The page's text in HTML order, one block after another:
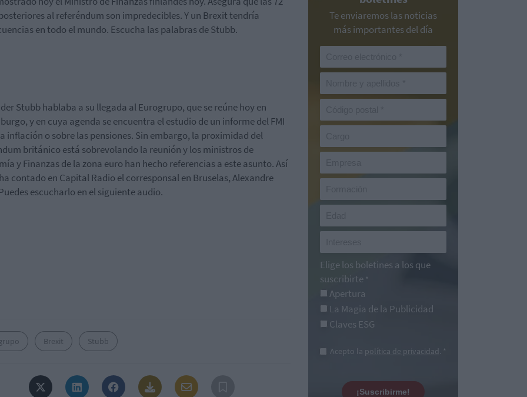
al referéndum son impredecibles. Y un Brexit tendría
en todo el mundo. Escucha las palabras de Stubb.
Stubb hablaba a su llegada al Eurogrupo, que se reúne hoy en
y en cuya agenda se encuentra el estudio de un informe del FMI
inflación o sobre las pensiones. Sin embargo, la proximidad del
británico está sobrevolando la reunión y los ministros de
y Finanzas de la zona euro han hecho referencias a este asunto. Así
contado en Capital Radio el corresponsal en Bruselas, Alexandre
escucharlo en el siguiente audio.
Brexit Stubb
Te enviaremos las noticias
más importantes del día
Elige los boletines a los que
suscribirte *
Apertura
La Magia de la Publicidad
Claves ESG
Acepto la política de privacidad. *
¡Suscribirme!